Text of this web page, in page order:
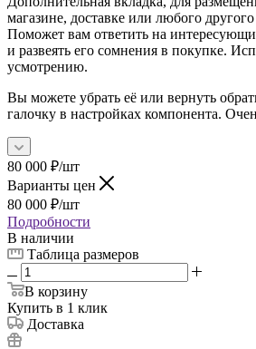
магазине, доставке или любого
Поможет вам ответить на
и развеять его сомнения в покупке.
усмотрению.
Вы можете убрать её или вернуть
галочку в настройках компонента.
80 000 ₽/шт
Варианты цен
80 000 ₽/шт
Подробности
В наличии
Таблица размеров
В корзину
Купить в 1 клик
Доставка